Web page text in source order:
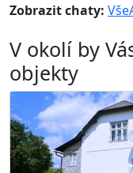
Zobrazit chaty: Vše
V okolí by
objekty